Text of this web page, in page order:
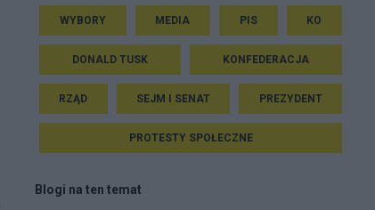
WYBORY MEDIA PIS KO
DONALD TUSK KONFEDERACJA
RZĄD SEJM I SENAT PREZYDENT
PROTESTY SPOŁECZNE
Blogi na ten temat